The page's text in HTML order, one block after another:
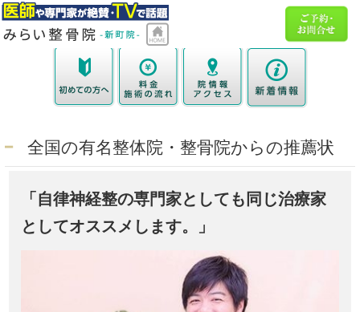
全国の有名整体院・整骨院からの推薦状
「自律神経整の専門家としても同じ治療家
としてオススメします。」